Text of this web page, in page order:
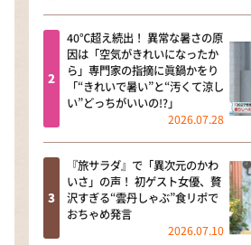
新婚さんいらっしゃい！
ポツンと一軒家
ザキ山小屋本館
ぺこぱのまるスポ
40℃超え続出！ 異常な暑さの原
因は「空気がきれいになったか
ら」専門家の指摘に眞鍋かをり
「“きれいで暑い”と“汚くて涼し
い”どっちがいいの!?」
2026.07.28
『旅サラダ』で「異次元のかわ
いさ」の声！ 初ゲスト女優、贅
沢すぎる“雲丹しゃぶ”食リポで
おちゃめ発言
2026.07.10